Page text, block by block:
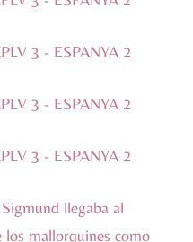
llegaba al
mallorquines como